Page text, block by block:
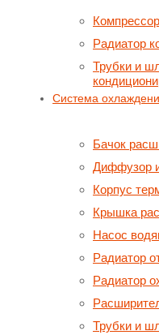
Радиатор
Трубки и
Система
Бачок
Диффузор
Корпус
Крышка
Насос
Радиатор
Радиатор
Трубки и